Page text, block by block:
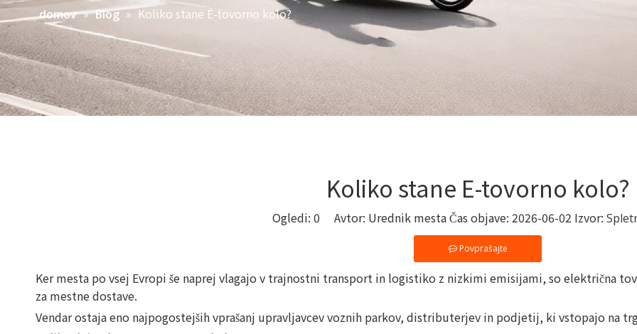
domov » Blog » Koliko stane E-tovorno kolo?
Koliko stane E-tovorno kolo?
Ogledi: 0 Avtor: Urednik mesta Čas objave: 2026-06-02 Izvor:
Povprašajte
Ker mesta po vsej Evropi še naprej vlagajo v trajnostni transport in logistiko z nizkimi emisijami, so električna
za mestne dostave.
Vendar ostaja eno najpogostejših vprašanj upravljavcev voznih parkov, distributerjev in podjetij, ki vstopajo na